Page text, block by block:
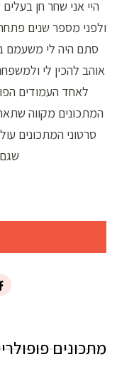
היי אני שחר חן
ולפני מספר שנים
סתם היה לי משעמם
אוהב להכין לי
לאחד העמודים
המתכונים מקווה
סרטוני המתכונים
מתכונים